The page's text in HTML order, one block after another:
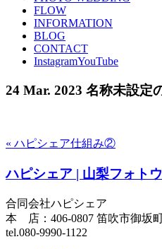
FLOW
INFORMATION
BLOG
CONTACT
InstagramYouTube
24 Mar. 2023 名称未設定
« ハピシェア仕組み②
ハピシェア | 山梨フォト
合同会社ハピシェア
本 店：406-0807 笛吹市御坂
tel.080-9990-1122